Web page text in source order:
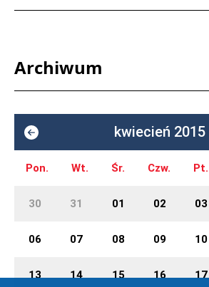
Archiwum
kwiecień 2015
Pon. Wt. Śr. Czw. Pt.
30 31 01 02 03
06 07 08 09 10
13 14 15 16 17